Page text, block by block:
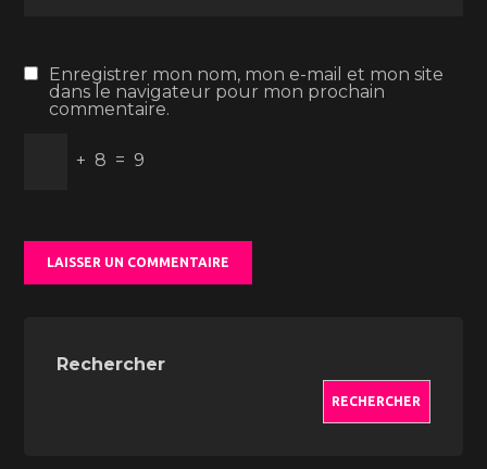
Enregistrer mon nom, mon e-mail et mon site
dans le navigateur pour mon prochain
commentaire.
+ 8 = 9
Rechercher
RECHERCHER